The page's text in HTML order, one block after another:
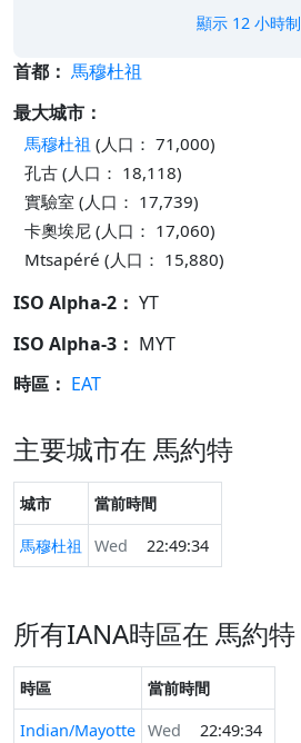
顯示 12 小時制
首都： 馬穆杜祖
最大城市：
馬穆杜祖 (人口： 71,000)
孔古 (人口： 18,118)
實驗室 (人口： 17,739)
卡奧埃尼 (人口： 17,060)
Mtsapéré (人口： 15,880)
ISO Alpha-2： YT
ISO Alpha-3： MYT
時區： EAT
主要城市在 馬約特
城市
當前時間
馬穆杜祖
Wed 22:49:34
所有IANA時區在 馬約特
時區
當前時間
Indian/Mayotte Wed
22:49:34